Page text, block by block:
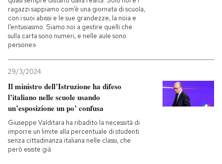
ragazzi sappiamo com’è una giornata di scuola,
con i suoi abissi e le sue grandezze, la noia e
l’entusiasmo. Siamo noi a gestire quelli che
sulla carta sono numeri, e nelle aule sono
persone»
29/3/2024
Il ministro dell’Istruzione ha difeso
l’italiano nelle scuole usando
un’esposizione un po’ confusa
Giuseppe Valditara ha ribadito la necessità di
imporre un limite alla percentuale di studenti
senza cittadinanza italiana nelle classi, che
però esiste già